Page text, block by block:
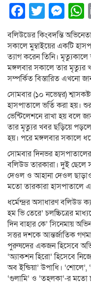
বলিউডের কিংবদন্তি
সকালে মুম্বাইয়ের একটি
ত্যাগ করেন তিনি। মৃত্যুকালে
মঙ্গলবার সকালে তার মৃত্যুর
সম্পর্কিত বিস্তারিত এখনো
সোমবার (১০ নভেম্বর)
হাসপাতালে ভর্তি করা হয়।
ভেন্টিলেশনে রাখা হয় বলে
তার মৃত্যুর খবর ছড়িয়ে
হয়। পরে মঙ্গলবার সকালে
সোমবার দিনভর
বলিউড তারকারা। দুই ছেলে
দেওল ও আহানা দেওল
মতো তারকারা হাসপাতালে
ধর্মেন্দ্রর অসাধারণ বলিউড
হম ভি তেরে’ চলচ্চিত্রের
দিন বাহার কে’ সিনেমায়
সত্তর দশকে আন্তর্জাতিক
পুরুষদের একজন হিসেবে
‘অ্যাকশন হিরো’ হিসেবে
অব ইন্ডিয়া’ উপাধি। ‘শোলে’,
‘গুলামি’ ও ‘তহলকা’-র মতো